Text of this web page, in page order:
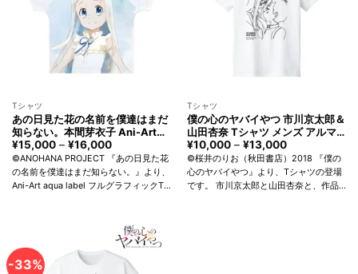
Tシャツ
あの日見た花の名前を僕達はまだ
知らない。本間芽衣子 Ani-Art
aqua label フルグラフィックTシ
ャツ ユニセックス アルマビアン
カ Anohana：The Flower We
Saw That Day Meiko Honma T-
¥15,000 – ¥16,000価
格
帯:
¥15,000
–
©ANOHANA PROJECT 『あの日見た花
の名前を僕達はまだ知らない。』より、
Ani-Art aqua label フルグラフィックT
Tシャツ
僕の心のヤバイやつ 市川京太郎＆
山田杏奈 Tシャツ メンズ アルマ
ビアンカ The Dangers in My
Heart Kyotaro Ichikawa ＆ Anna
Yamada T-shirt Men arma
bianca
¥10,000 – ¥13,000価
格
帯:
¥10,000
–
©桜井のりお（秋田書店）2018 『僕の
心のヤバイやつ』より、Tシャツの登場
です。 市川京太郎と山田杏奈と、作品
-33%